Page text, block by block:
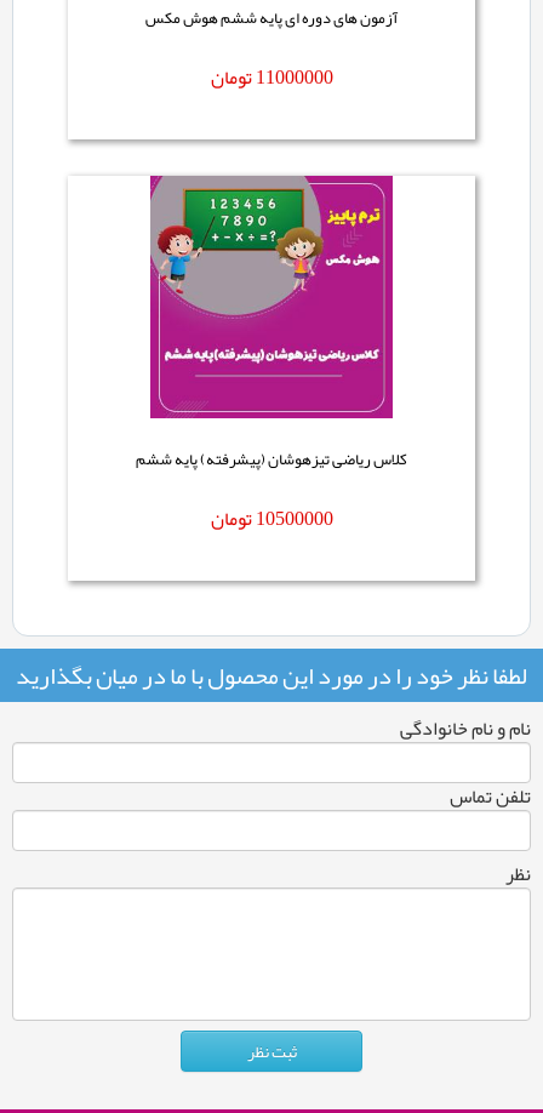
آزمون های دوره ای پایه ششم هوش مکس
11000000تومان
کلاس ریاضی تیزهوشان (پیشرفته) پایه ششم
10500000تومان
لطفا نظر خود را در مورد این محصول با ما در میان بگذارید
نام و نام خانوادگی
تلفن تماس
نظر